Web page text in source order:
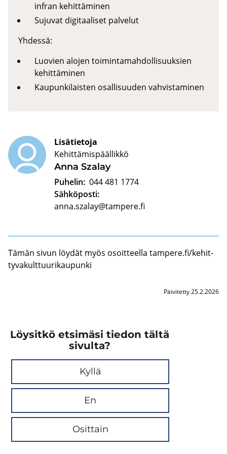
infran kehittäminen
Sujuvat digitaaliset palvelut
Yhdessä:
Luovien alojen toimintamahdollisuuksien
kehittäminen
Kaupunkilaisten osallisuuden vahvistaminen
Anna Szalay
Lisätietoja
Kehittämispäällikkö
Puhelin: 044 481 1774
Sähköposti:
anna.szalay@tampere.fi
Tämän sivun löy­dät myös osoit­teel­la tam­pe­re.fi/ke­hit­
ty­va­kult­tuu­ri­kau­pun­ki
Päivitetty 25.2.2026
Löysitkö etsimäsi tiedon tältä
sivulta?
Kyllä
En
Osittain